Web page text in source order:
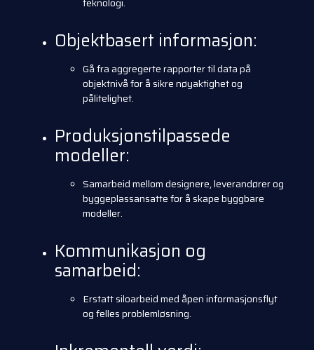
Objektbasert informasjon:
Gå fra aggregerte rapporter til data på
objektnivå for å sikre nøyaktighet og
pålitelighet.
Produksjonstilpassede
modeller:
Samarbeid mellom designere, leverandører og
byggeplassansatte for å skape byggbare
modeller.
Kommunikasjon og
samarbeid:
Erstatt siloarbeid med åpen informasjonsflyt
og felles problemløsning.